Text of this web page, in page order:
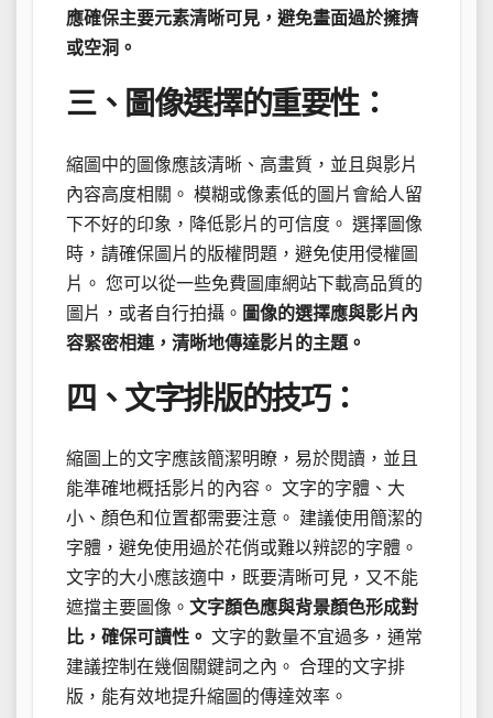
應確保主要元素清晰可見，避免畫面過於擁擠
或空洞。
三、圖像選擇的重要性：
縮圖中的圖像應該清晰、高畫質，並且與影片
內容高度相關。 模糊或像素低的圖片會給人留
下不好的印象，降低影片的可信度。 選擇圖像
時，請確保圖片的版權問題，避免使用侵權圖
片。 您可以從一些免費圖庫網站下載高品質的
圖片，或者自行拍攝。 圖像的選擇應與影片內
容緊密相連，清晰地傳達影片的主題。
四、文字排版的技巧：
縮圖上的文字應該簡潔明瞭，易於閱讀，並且
能準確地概括影片的內容。 文字的字體、大
小、顏色和位置都需要注意。 建議使用簡潔的
字體，避免使用過於花俏或難以辨認的字體。
文字的大小應該適中，既要清晰可見，又不能
遮擋主要圖像。 文字顏色應與背景顏色形成對
比，確保可讀性。 文字的數量不宜過多，通常
建議控制在幾個關鍵詞之內。 合理的文字排
版，能有效地提升縮圖的傳達效率。